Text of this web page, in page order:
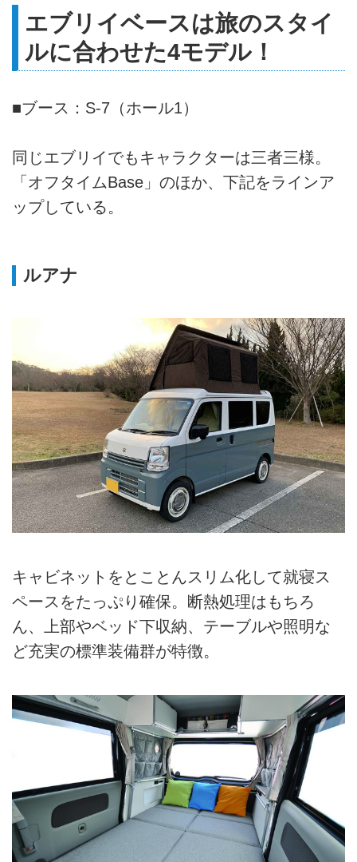
エブリイベースは旅のスタイ
ルに合わせた4モデル！
■ブース：S-7（ホール1）
同じエブリイでもキャラクターは三者三様。
「オフタイムBase」のほか、下記をラインア
ップしている。
ルアナ
キャビネットをとことんスリム化して就寝ス
ペースをたっぷり確保。断熱処理はもちろ
ん、上部やベッド下収納、テーブルや照明な
ど充実の標準装備群が特徴。